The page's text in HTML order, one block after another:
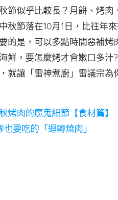
節似乎比較長？月餅、烤肉
秋節落在10月1日，比往年
的是，可以多點時間惡補
鮮，要怎麼烤才會嫩口多
就讓「雷神煮廚」雷議宗為
烤肉的魔鬼細節【食材篇】
要吃的「迴轉燒肉」